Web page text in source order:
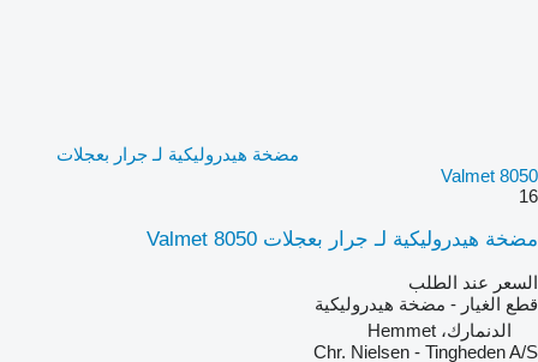
مضخة هيدروليكية لـ جرار بعجلات
Valmet 8050
16
مضخة هيدروليكية لـ جرار بعجلات Valmet 8050
السعر عند الطلب
قطع الغيار - مضخة هيدروليكية
الدنمارك، Hemmet
Chr. Nielsen - Tingheden A/S